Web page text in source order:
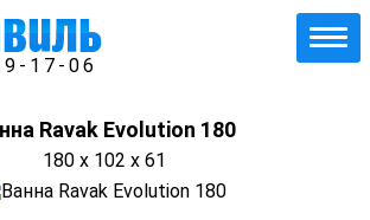
17-06
Ravak Evolution 180
180 x 102 x 61